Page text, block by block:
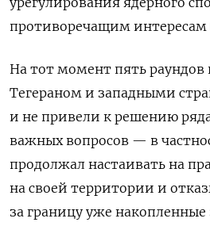
противоречащим интересам
На тот момент пять раундов
Тегераном и западными
и не привели к решению
важных вопросов — в
продолжал настаивать на
на своей территории и
за границу уже накопленные